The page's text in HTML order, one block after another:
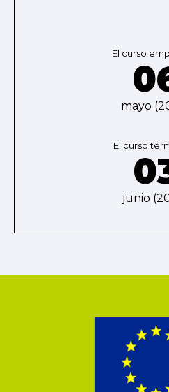
El curso
mayo
El curso
junio